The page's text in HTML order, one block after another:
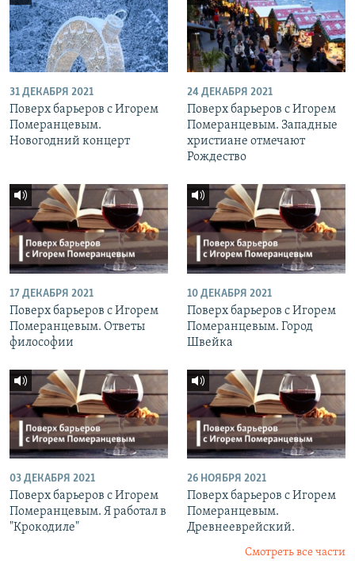
31 ДЕКАБРЯ 2021
Поверх барьеров с Игорем
Померанцевым.
Новогодний концерт
24 ДЕКАБРЯ 2021
Поверх барьеров с Игорем
Померанцевым. Западные
христиане отмечают
Рождество
17 ДЕКАБРЯ 2021
Поверх барьеров с Игорем
Померанцевым. Ответы
философии
10 ДЕКАБРЯ 2021
Поверх барьеров с Игорем
Померанцевым. Город
Швейка
03 ДЕКАБРЯ 2021
Поверх барьеров с Игорем
Померанцевым. Я работал в
"Крокодиле"
26 НОЯБРЯ 2021
Поверх барьеров с Игорем
Померанцевым.
Древнееврейский.
Смотреть все части